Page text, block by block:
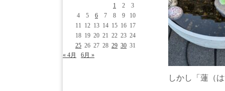
しかし「蓮（
1
2
3
4
5 6 7 8 9
10
11 12 13 14 15 16 17
18 19 20 21 22 23 24
25 26 27 28 29 30 31
« 4月
6月 »